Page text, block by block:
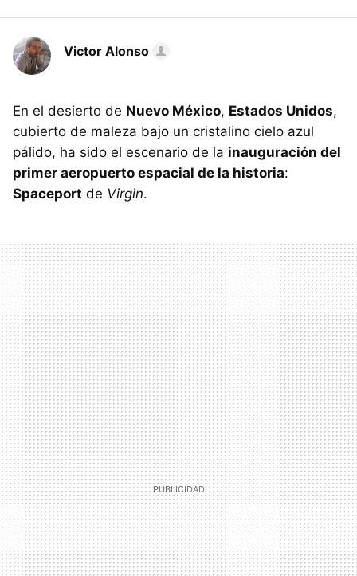
Victor Alonso
En el desierto de Nuevo México, Estados Unidos,
cubierto de maleza bajo un cristalino cielo azul
pálido, ha sido el escenario de la inauguración del
primer aeropuerto espacial de la historia:
Spaceport de Virgin.